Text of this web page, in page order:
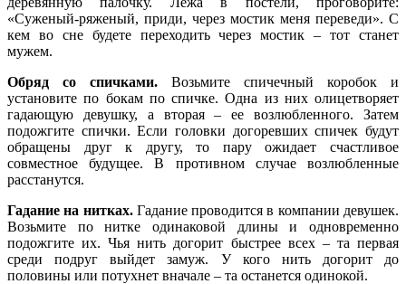
«Суженый-ряженый, приди, через мостик меня переведи». С
кем во сне будете переходить через мостик – тот станет
мужем.
Обряд со спичками. Возьмите спичечный коробок и
установите по бокам по спичке. Одна из них олицетворяет
гадающую девушку, а вторая – ее возлюбленного. Затем
подожгите спички. Если головки догоревших спичек будут
обращены друг к другу, то пару ожидает счастливое
совместное будущее. В противном случае возлюбленные
расстанутся.
Гадание на нитках.Гадание проводится в компании девушек.
Возьмите по нитке одинаковой длины и одновременно
подожгите их. Чья нить догорит быстрее всех – та первая
среди подруг выйдет замуж. У кого нить догорит до
половины или потухнет вначале – та останется одинокой.